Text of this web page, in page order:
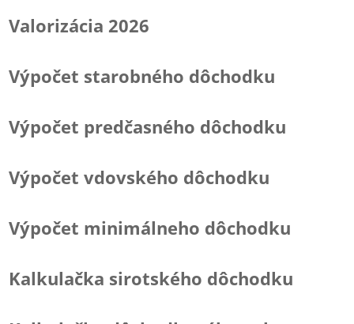
Valorizácia 2026
Výpočet starobného dôchodku
Výpočet predčasného dôchodku
Výpočet vdovského dôchodku
Výpočet minimálneho dôchodku
Kalkulačka sirotského dôchodku